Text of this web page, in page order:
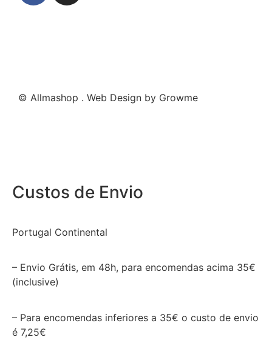
© Allmashop . Web Design by Growme
Custos de Envio
Portugal Continental
– Envio Grátis, em 48h, para encomendas acima 35€
(inclusive)
– Para encomendas inferiores a 35€ o custo de envio
é 7,25€